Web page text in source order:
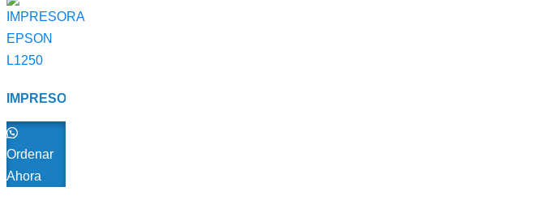
IMPRESORA
L1250
Ordenar
Ahora